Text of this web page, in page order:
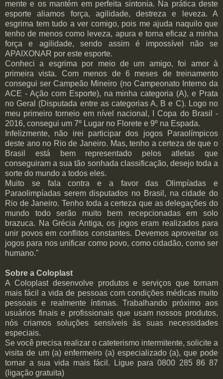
mente e os mantém em perfeita sintonia. Na prática deste
esporte aliamos força, agilidade, destreza e leveza. A
esgrima tem tudo a ver comigo, pois me ajuda naquilo que
tenho de menos como leveza, apura e torna eficaz a minha
força e agilidade, sendo assim é impossível não se
APAIXONAR por este esporte.
Conheci a esgrima por meio de um amigo, foi amor à
primeira vista. Com menos de 6 meses de treinamento
consegui ser Campeão Mineiro (no Campeonato Interno da
ACE - Ação com Esporte), na minha categoria (A), e Prata
no Geral (Disputada entre as categorias A, B e C). Logo no
meu primeiro torneio em nível nacional, I Copa do Brasil -
2016, consegui um 7º Lugar no Florete e 9º na Espada.
Infelizmente, não irei participar dos jogos Paraolímpicos
deste ano no Rio de Janeiro. Mas, tenho a certeza de que o
Brasil está bem representado pelos atletas que
conseguiram a sua tão sonhada classificação, desejo toda a
sorte do mundo a todos eles.
Muito se fala contra e a favor das Olimpíadas e
Paraolimpíadas serem disputados no Brasil, na cidade do
Rio de Janeiro. Tenho toda a certeza que as delegações do
mundo todo serão muito bem recepcionadas em solo
brazuca. Na Grécia Antiga, os jogos eram realizados para
unir povos em conflitos constantes. Devemos aproveitar os
jogos para nos unificar como povo, como cidadão, como ser
humano."
Sobre a Coloplast
A Coloplast desenvolve produtos e serviços que tornam
mais fácil a vida de pessoas com condições médicas muito
pessoais e realmente íntimas. Trabalhando próximo aos
usuários finais e profissionais que usam nossos produtos,
nós criamos soluções sensíveis às suas necessidades
especiais.
Se você precisa realizar o cateterismo intermitente, solicite a
visita de um (a) enfermeiro (a) especializado (a), que pode
tornar a sua vida mais fácil. Ligue para 0800 285 86 87
(ligação gratuita)